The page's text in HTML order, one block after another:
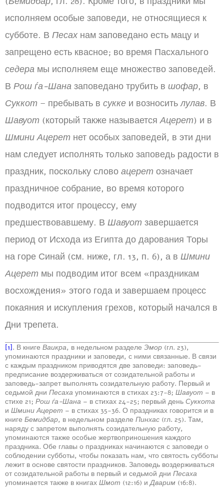
исполняем особые заповеди, не относящиеся к
субботе. В Песах нам заповедано есть мацу и
запрещено есть квасное; во время Пасхального
седера мы исполняем еще множество заповедей.
В Рош ѓа-Шана заповедано трубить в шофар, в
Суккот – пребывать в сукке и возноситьлулав. В
Шавуот (который также называетсяАцерет) и в
Шмини Ацерет нет особых заповедей, в эти дни
нам следует исполнять только заповедь радости в
праздник, поскольку слово ацерет означает
праздничное собрание, во время которого
подводится итог процессу, ему
предшествовавшему. В Шавуот завершается
период от Исхода из Египта до дарования Торы
на горе Синай (см. ниже, гл. 13, п. 6), а в Шмини
Ацерет мы подводим итог всем «праздникам
восхождения» этого года и завершаем процесс
покаяния и искупления грехов, который начался в
Дни трепета.
[1]. В книге Ваикра, в недельном разделе Эмор (гл. 23),
упоминаются праздники и заповеди, с ними связанные. В связи
с каждым праздником приводятся две заповеди: заповедь-
предписание воздерживаться от созидательной работы и
заповедь-запрет выполнять созидательную работу. Первый и
седьмой дни Песаха упоминаются в стихах 23:7-8; Шавуот – в
стихе 21; Рош ѓа-Шана – в стихах 24-25; первый день Суккота
и Шмини Ацерет – в стихах 35-36. О праздниках говорится и в
книге Бемидбар, в недельном разделе Пинхас (гл. 25). Там,
наряду с запретом выполнять созидательную работу,
упоминаются также особые жертвоприношения каждого
праздника. Обе главы о праздниках начинаются с заповеди о
соблюдении субботы, чтобы показать нам, что святость субботы
лежит в основе святости праздников. Заповедь воздерживаться
от созидательной работы в первый и седьмой дни Песаха
упоминается также в книгах Шмот (12:16) иДварим (16:8).